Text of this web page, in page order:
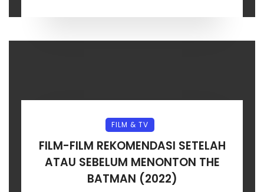
FILM & TV
FILM-FILM REKOMENDASI SETELAH
ATAU SEBELUM MENONTON THE
BATMAN (2022)